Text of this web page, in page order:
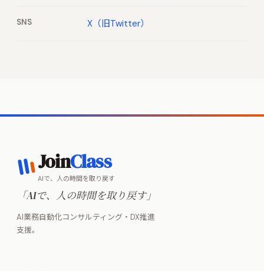
SNS X（旧Twitter）
JoinClass
AIで、人の時間を取り戻す
「AIで、人の時間を取り戻す」
AI業務自動化コンサルティング・DX推進
支援。